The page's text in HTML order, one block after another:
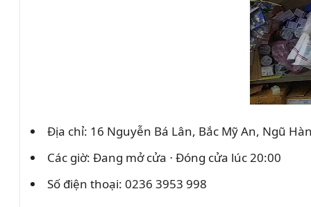
Địa chỉ: 16 Nguyễn Bá Lân, Bắc Mỹ An, Ngũ
Các giờ: Đang mở cửa ⋅ Đóng cửa lúc 20:00
Số điện thoại: 0236 3953 998